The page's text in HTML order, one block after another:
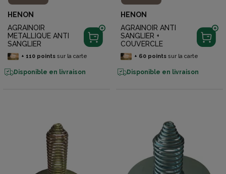
HENON
AGRAINOIR
METALLIQUE ANTI
SANGLIER
+ 110pointssur la carte
Disponible en livraison
HENON
AGRAINOIR ANTI
SANGLIER +
COUVERCLE
+ 60pointssur la carte
Disponible en livraison